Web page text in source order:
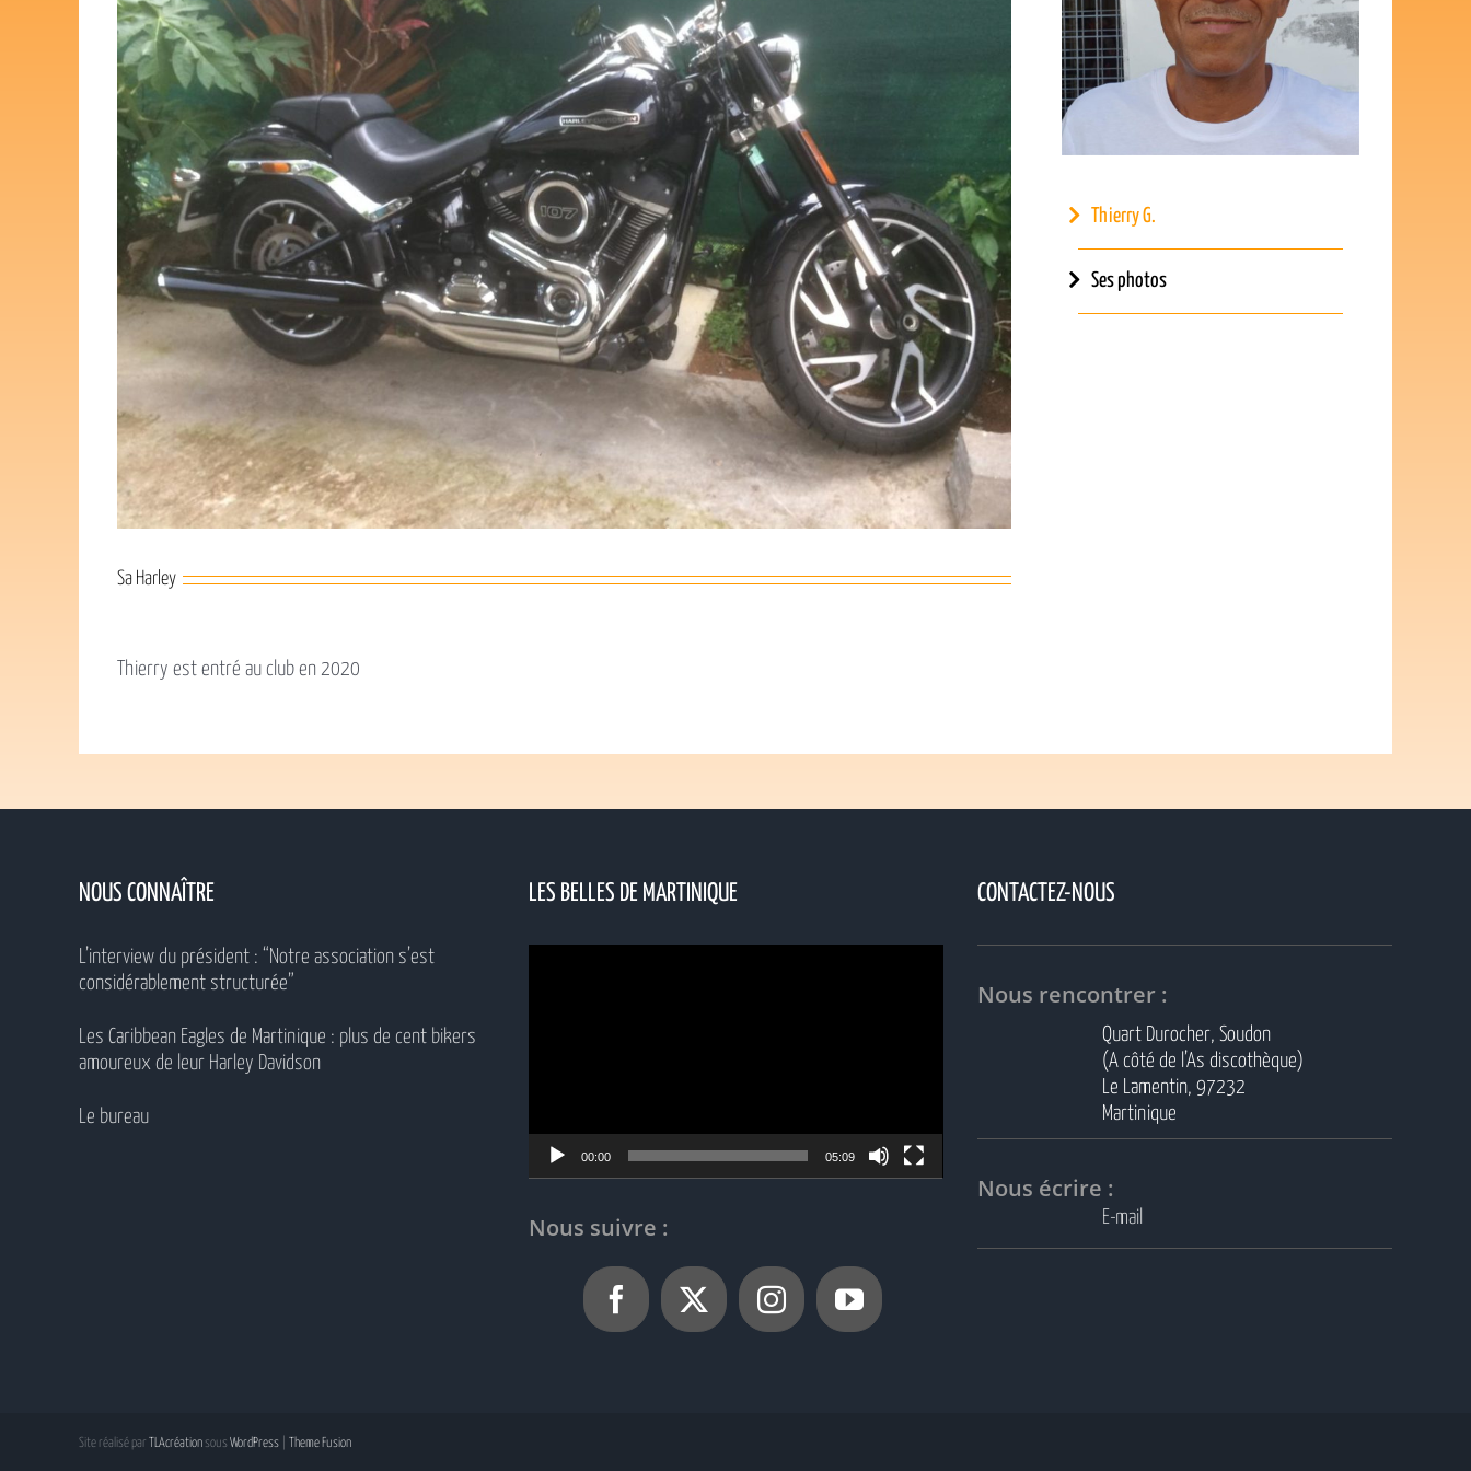
Sa Harley
Thierry est entré au club en 2020
Thierry G.
Ses photos
NOUS CONNAÎTRE
L’interview du président : “Notre association s’est
considérablement structurée”
Les Caribbean Eagles de Martinique : plus de cent bikers
amoureux de leur Harley Davidson
Le bureau
LES BELLES DE MARTINIQUE
00:00 05:09
Nous suivre :
CONTACTEZ-NOUS
Nous rencontrer :
Quart Durocher, Soudon
(A côté de l’As discothèque)
Le Lamentin, 97232
Martinique
Nous écrire :
E-mail
Site réalisé par TLAcréationsous WordPress Theme Fusion